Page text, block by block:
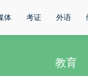
体 考证 外语
教育